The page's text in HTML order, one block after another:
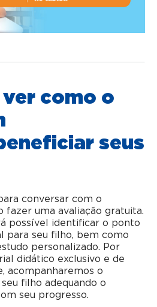
ver como o
seus
conversar com o
fazer uma avaliação gratuita.
possível identificar o ponto
para seu filho, bem como
personalizado. Por
didático exclusivo e de
acompanharemos o
filho adequando o
seu progresso.